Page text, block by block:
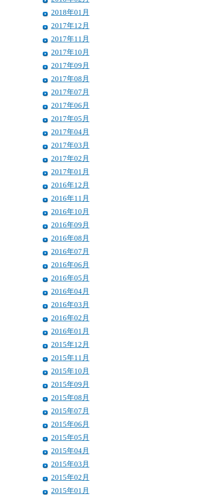
2018年01月
2017年12月
2017年11月
2017年10月
2017年09月
2017年08月
2017年07月
2017年06月
2017年05月
2017年04月
2017年03月
2017年02月
2017年01月
2016年12月
2016年11月
2016年10月
2016年09月
2016年08月
2016年07月
2016年06月
2016年05月
2016年04月
2016年03月
2016年02月
2016年01月
2015年12月
2015年11月
2015年10月
2015年09月
2015年08月
2015年07月
2015年06月
2015年05月
2015年04月
2015年03月
2015年02月
2015年01月